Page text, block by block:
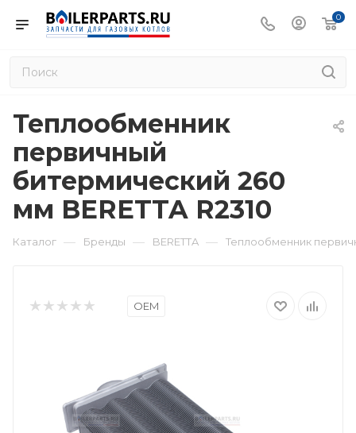
0
Теплообменник
первичный
битермический 260
мм BERETTA R2310
Каталог — Бренды — BERETTA — Теплообменник
OEM